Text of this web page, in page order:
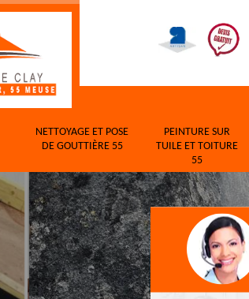
NETTOYAGE ET POSE
DE GOUTTIÈRE 55
PEINTURE SUR
TUILE ET TOITURE
55